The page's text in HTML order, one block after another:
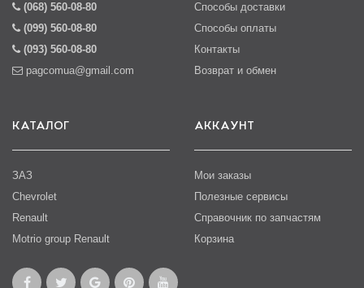
(068) 560-08-80
(099) 560-08-80
(093) 560-08-80
pagcomua@gmail.com
Способы доставки
Способы оплаты
Контакты
Возврат и обмен
КАТАЛОГ
ЗАЗ
Chevrolet
Renault
Motrio group Renault
АККАУНТ
Мои заказы
Полезные сервисы
Справочник по запчастям
Корзина